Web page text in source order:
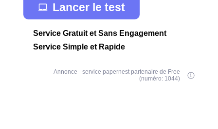
Lancer le test
Service Gratuit et Sans Engagement
Service Simple et Rapide
Annonce - service papernest partenaire de Free
(numéro: 1044)